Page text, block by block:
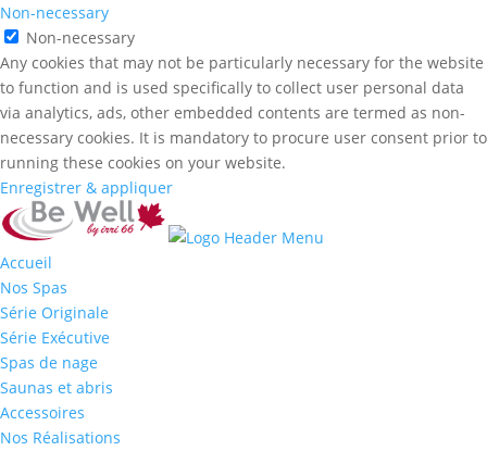
Non-necessary
Non-necessary
Any cookies that may not be particularly necessary for the website
to function and is used specifically to collect user personal data
via analytics, ads, other embedded contents are termed as non-
necessary cookies. It is mandatory to procure user consent prior to
running these cookies on your website.
Enregistrer & appliquer
Accueil
Nos Spas
Série Originale
Série Exécutive
Spas de nage
Saunas et abris
Accessoires
Nos Réalisations